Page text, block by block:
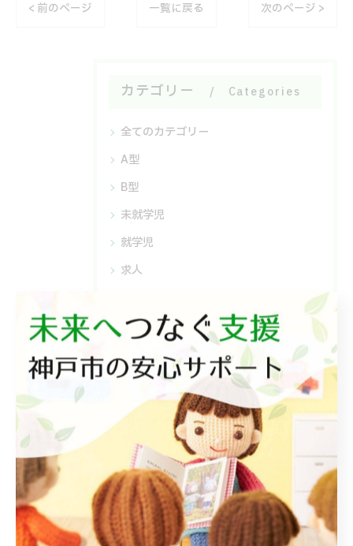
< 前のページ 一覧に戻る 次のページ >
カテゴリー Categories
全てのカテゴリー
A型
B型
未就学児
就学児
求人
レプタⅡ
レプタリンク
レプタチャット
相談支援
最近の投稿
Recent
Posts